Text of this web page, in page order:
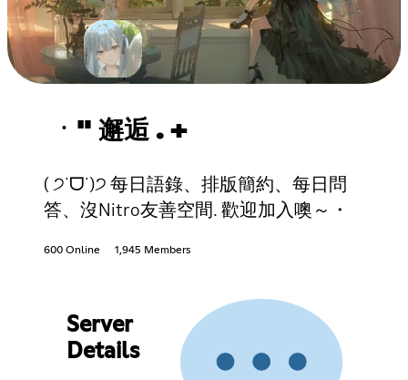
ㆍ" 邂逅 . +
( ੭˙ᗜ˙)੭ 每日語錄、排版簡約、每日問
答、沒Nitro友善空間. 歡迎加入噢～・
600 Online 1,945 Members
Server
Details